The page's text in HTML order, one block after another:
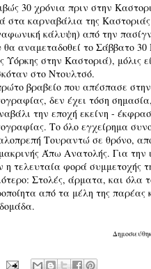
30 χρόνια πριν στην
στα καρναβάλια της Καστοριάς
κάλυψη) από την
θα αναμεταδοθεί το Σάββατο
Υόρκης στην Καστοριά), μόλις
στο Ντουλτσό.
βραβείο που απέσπασε
δεν έχει τόση
την εποχή εκείνη -
Το όλο εγχείρημα
Τουραντώ σε θρόνο,
Άπω Ανατολής. Για την
η τελευταία φορά συμμετοχής
Στολές, άρματα, και όλα
από τα μέλη της παρέας